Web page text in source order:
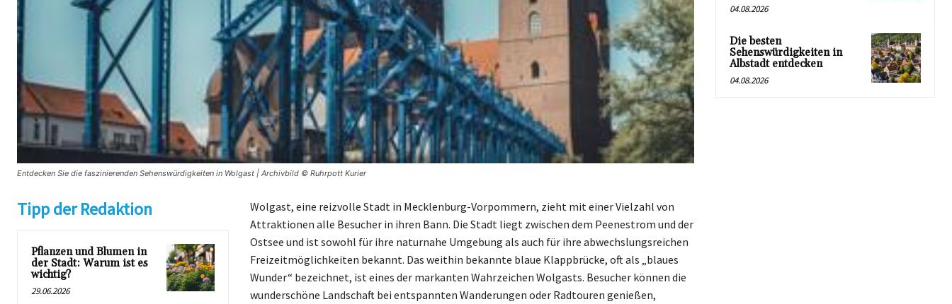
Entdecken Sie die faszinierenden Sehenswürdigkeiten in Wolgast | Archivbild © Ruhrpott Kurier
Tipp der Redaktion
Pflanzen und Blumen in
der Stadt: Warum ist es
wichtig?
29.06.2026
Wolgast, eine reizvolle Stadt in Mecklenburg-Vorpommern, zieht mit einer Vielzahl von
Attraktionen alle Besucher in ihren Bann. Die Stadt liegt zwischen dem Peenestrom und der
Ostsee und ist sowohl für ihre naturnahe Umgebung als auch für ihre abwechslungsreichen
Freizeitmöglichkeiten bekannt. Das weithin bekannte blaue Klappbrücke, oft als „blaues
Wunder“ bezeichnet, ist eines der markanten Wahrzeichen Wolgasts. Besucher können die
wunderschöne Landschaft bei entspannten Wanderungen oder Radtouren genießen,
04.08.2026
Die besten
Sehenswürdigkeiten in
Albstadt entdecken
04.08.2026